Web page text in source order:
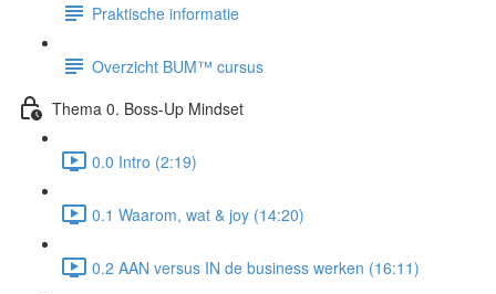
Praktische informatie
Overzicht BUM™ cursus
Thema 0. Boss-Up Mindset
0.0 Intro (2:19)
0.1 Waarom, wat & joy (14:20)
0.2 AAN versus IN de business werken (16:11)